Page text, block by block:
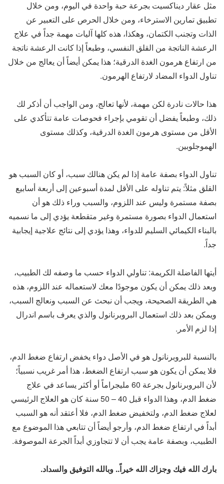
مثل عقار ديناكسيت بجرعة حبة واحدة في اليوم، ومن خلال
تطبيق تمارين الاسترخاء، ومن خلال الحرص على التعبير عن
الذات وتجنب الكتمان، وهكذا، هذه كلها آليات مهمة جداً في علاج
الرعشة الناتجة من القلق النفسي، وطبعاً إذا كانت الرعشة ناتجة
من ارتفاع هرمون الغدة الدرقية؛ هذا يمكن أيضاً أن يعالج من خلال
تناول الدواء المضاد لارتفاع الهرمون.
هذا حالات نادرة لكن مهمة، لأنها تعالج، ومن الواجب أن أذكر لك
ذلك، وطبعاً يفضل أن تقومي بإجراء فحوصات عامة تتأكدي على
الأقل من مستوى هرمون الغدة الدرقية، وكذلك مستوى
الهموجلوبين.
تناول الدواء بصفة عامة إذا لم يكن هنالك سبب، أو كان السبب هو
القلق مثلاً: يتم تناوله على الأقل لمدة أسبوعين إلى أربعة أسابيع
بصفة مستمرة وليس عند اللزوم، والسبب وراء ذلك هو أن
استعمال الدواء بصورة مستمرة وغير متقطعة يؤدي إلى ما نسميه
بالبناء الكيمائي السليم للدواء، وهذا يؤدي إلى نتائج علاجية إيجابية
جداً.
أيتها الفاضلة الكريمة: تناولي الدواء حسب ما وصفه لك الطبيب،
وبعد ذلك يمكن أن يكون موجودًا معك لاستعماله عند اللزوم، هذه
هي الطريقة الصحيحة، ويجب أن نبحث عن السبب ونعالج السبب،
ويمكن بعد ذلك استعمال البروبرنانول والذي يعرف باسم اندرال
إذا لزم الأمر.
بالنسبة للبروبرنانول هو في الأصل دواء يخفض ارتفاع ضغط الدم،
فلا يمكن أن يكون هو سبب ارتفاع الضغط، هذا أمر غريب نسبياً؛
لأن البروبرنانول بجرعة 60 مليجراماً أو أكثر يساعد في علاج
ضغط الدم، وهذا الدواء قبل 40 – 50 سنة كان هو العلاج الرئيسي
لعلاج ضغط الدم، ولتخفيض ضغط الدم، فلا أعتقد أنه هو السبب
أبداً في ارتفاع ضغط الدم، وأرجو أيضاً أن تتابعي هذا الموضوع مع
الطبيب، وبصفة عامة يجب أن لا تتجاوزي أبداً الجرعة الموصوفة.
بارك الله فيك وجزاك الله خيراً.. وبالله التوفيق والسداد.